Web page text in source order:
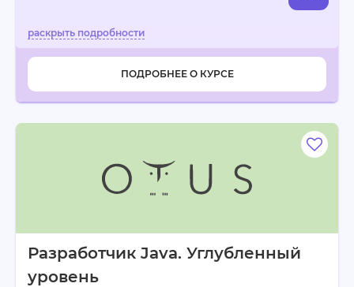
ПОДРОБНЕЕ О КУРСЕ
Разработчик Java. Углубленный
уровень